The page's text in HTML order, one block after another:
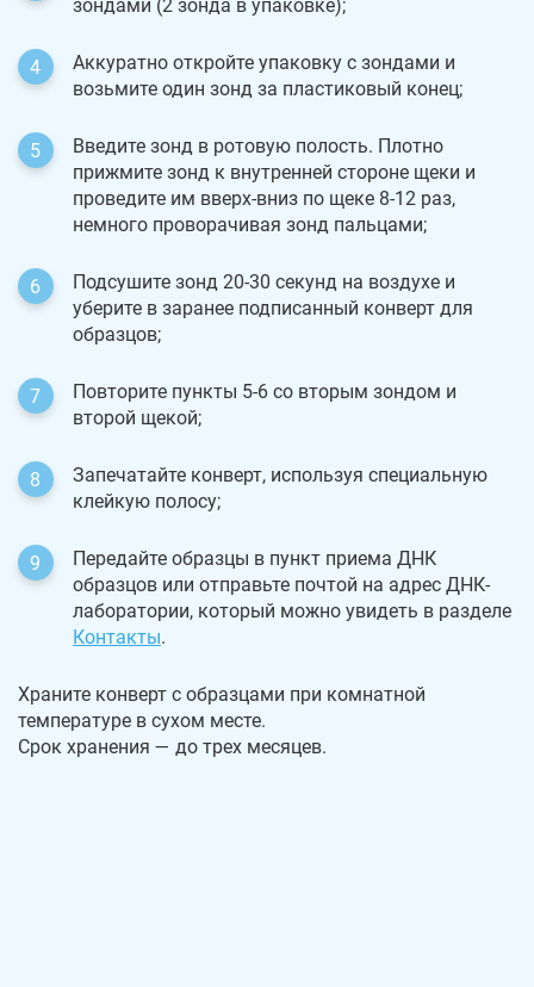
зондами (2 зонда в упаковке);
Аккуратно откройте упаковку с зондами и
возьмите один зонд за пластиковый конец;
Введите зонд в ротовую полость. Плотно
прижмите зонд к внутренней стороне щеки и
проведите им вверх-вниз по щеке 8-12 раз,
немного проворачивая зонд пальцами;
Подсушите зонд 20-30 секунд на воздухе и
уберите в заранее подписанный конверт для
образцов;
Повторите пункты 5-6 со вторым зондом и
второй щекой;
Запечатайте конверт, используя специальную
клейкую полосу;
Передайте образцы в пункт приема ДНК
образцов или отправьте почтой на адрес ДНК-
лаборатории, который можно увидеть в разделе
Контакты.
Храните конверт с образцами при комнатной
температуре в сухом месте.
Срок хранения — до трех месяцев.